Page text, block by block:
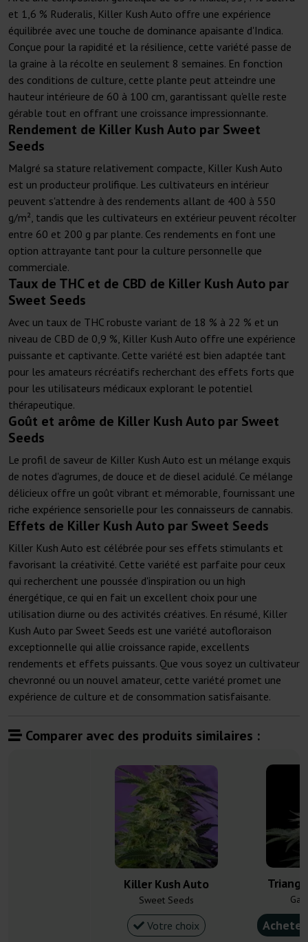
et 1,6 % Ruderalis, Killer Kush Auto offre une expérience
équilibrée avec une touche de dominance apaisante d'Indica.
Conçue pour la rapidité et la résilience, cette variété passe de
la graine à la récolte en seulement 8 semaines. En fonction
des conditions de culture, cette plante peut atteindre une
hauteur intérieure de 60 à 100 cm, garantissant qu'elle reste
gérable tout en offrant une croissance impressionnante.
Rendement de Killer Kush Auto par Sweet
Seeds
Malgré sa stature relativement compacte, Killer Kush Auto
est un producteur prolifique. Les cultivateurs en intérieur
peuvent s'attendre à des rendements allant de 400 à 550
g/m², tandis que les cultivateurs en extérieur peuvent récolter
entre 60 et 200 g par plante. Ces rendements en font une
option attrayante tant pour la culture personnelle que
commerciale.
Taux de THC et de CBD de Killer Kush Auto par
Sweet Seeds
Avec un taux de THC robuste variant de 18 % à 22 % et un
niveau de CBD de 0,9 %, Killer Kush Auto offre une expérience
puissante et captivante. Cette variété est bien adaptée tant
pour les amateurs récréatifs recherchant des effets forts que
pour les utilisateurs médicaux explorant le potentiel
thérapeutique.
Goût et arôme de Killer Kush Auto par Sweet
Seeds
Le profil de saveur de Killer Kush Auto est un mélange exquis
de notes d'agrumes, de douce et de diesel acidulé. Ce mélange
délicieux offre un goût vibrant et mémorable, fournissant une
riche expérience sensorielle pour les connaisseurs de cannabis.
Effets de Killer Kush Auto par Sweet Seeds
Killer Kush Auto est célébrée pour ses effets stimulants et
favorisant la créativité. Cette variété est parfaite pour ceux
qui recherchent une poussée d'inspiration ou un high
énergétique, ce qui en fait un excellent choix pour une
utilisation diurne ou des activités créatives. En résumé, Killer
Kush Auto par Sweet Seeds est une variété autofloraison
exceptionnelle qui allie croissance rapide, excellents
rendements et effets puissants. Que vous soyez un cultivateur
chevronné ou un nouvel amateur, cette variété promet une
expérience de culture et de consommation satisfaisante.
Comparer avec des produits similaires :
Killer Kush Auto
Sweet Seeds
Votre choix